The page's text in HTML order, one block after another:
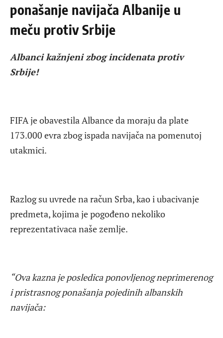
ponašanje navijača Albanije u
meču protiv Srbije
Albanci kažnjeni zbog incidenata protiv
Srbije!
FIFA je obavestila Albance da moraju da plate
173.000 evra zbog ispada navijača na pomenutoj
utakmici.
Razlog su uvrede na račun Srba, kao i ubacivanje
predmeta, kojima je pogođeno nekoliko
reprezentativaca naše zemlje.
“Ova kazna je posledica ponovljenog neprimerenog
i pristrasnog ponašanja pojedinih albanskih
navijača: